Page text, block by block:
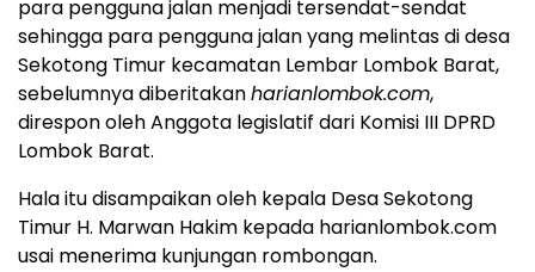
para pengguna jalan menjadi tersendat-sendat
sehingga para pengguna jalan yang melintas di desa
Sekotong Timur kecamatan Lembar Lombok Barat,
sebelumnya diberitakanharianlombok.com,
direspon oleh Anggota legislatif dari Komisi III DPRD
Lombok Barat.
Hala itu disampaikan oleh kepala Desa Sekotong
Timur H. Marwan Hakim kepada harianlombok.com
usai menerima kunjungan rombongan.